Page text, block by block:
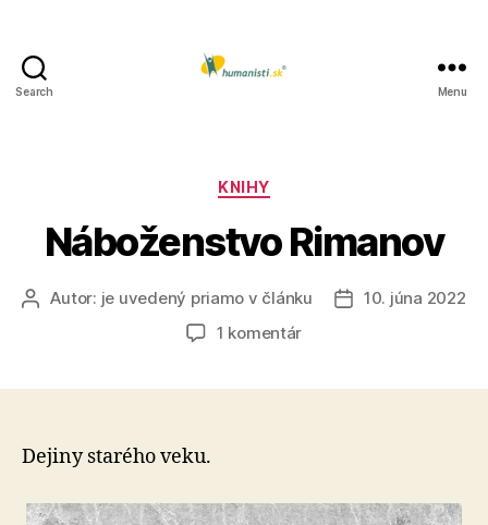
Search Menu
Kategórie
KNIHY
Náboženstvo Rimanov
AutorAutor: je uvedený priamo v článku
Dátum
10. júna 2022
1 komentárna
Dejiny starého veku.